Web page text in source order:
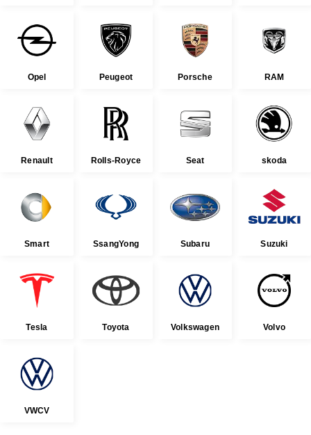
Opel Peugeot Porsche RAM
Renault Rolls-Royce Seat skoda
Smart SsangYong Subaru Suzuki
Tesla Toyota Volkswagen Volvo
VWCV